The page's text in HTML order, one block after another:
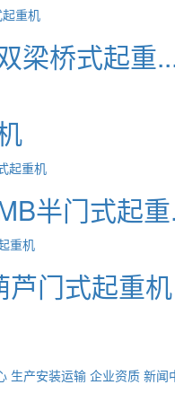
梁桥式起重
半门式起
芦门式起重机
生产安装运输 企业资质 新闻